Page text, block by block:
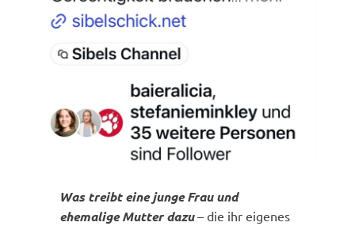
Was treibt eine junge Frau und
ehemalige Mutter dazu– die ihr eigenes